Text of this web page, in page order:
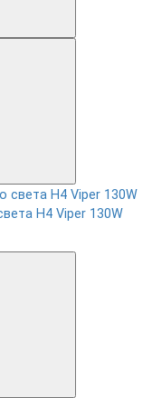
H4 Viper 130W